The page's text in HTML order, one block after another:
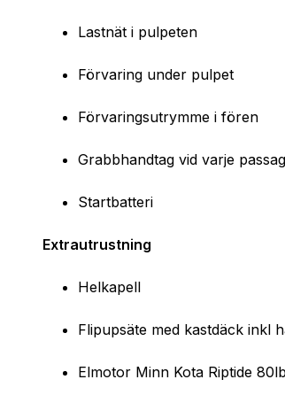
Lastnät i pulpeten
Förvaring under pulpet
Förvaringsutrymme i fören
Grabbhandtag vid varje
Startbatteri
Extrautrustning
Helkapell
Flipupsäte med kastdäck inkl
Elmotor Minn Kota Riptide